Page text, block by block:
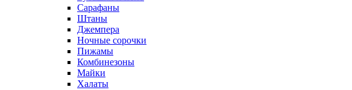
Сарафаны
Штаны
Джемпера
Ночные сорочки
Пижамы
Комбинезоны
Майки
Халаты